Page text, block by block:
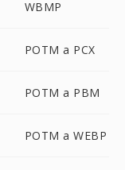
WBMP
POTM a PCX
POTM a PBM
POTM a WEBP